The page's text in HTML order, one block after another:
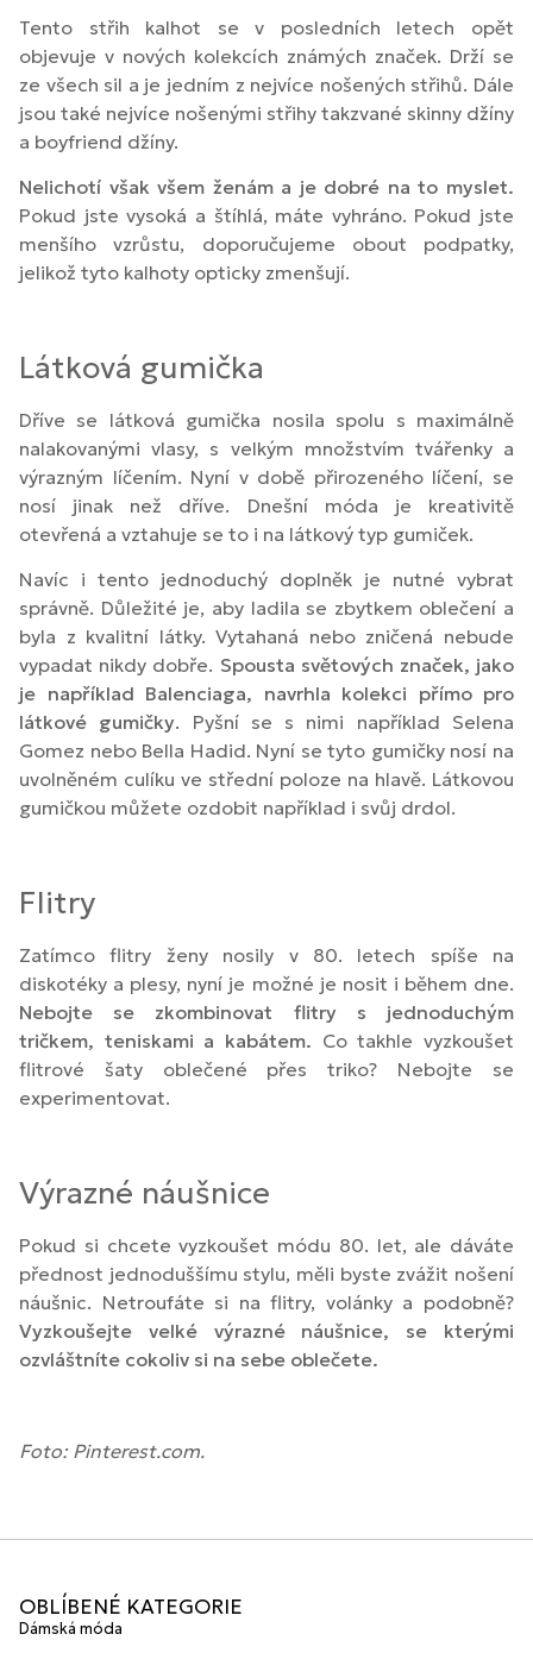
Tento střih kalhot se v posledních letech opět
objevuje v nových kolekcích známých značek. Drží se
ze všech sil a je jedním z nejvíce nošených střihů. Dále
jsou také nejvíce nošenými střihy takzvané skinny džíny
a boyfriend džíny.
Nelichotí však všem ženám a je dobré na to myslet.
Pokud jste vysoká a štíhlá, máte vyhráno. Pokud jste
menšího vzrůstu, doporučujeme obout podpatky,
jelikož tyto kalhoty opticky zmenšují.
Látková gumička
Dříve se látková gumička nosila spolu s maximálně
nalakovanými vlasy, s velkým množstvím tvářenky a
výrazným líčením. Nyní v době přirozeného líčení, se
nosí jinak než dříve. Dnešní móda je kreativitě
otevřená a vztahuje se to i na látkový typ gumiček.
Navíc i tento jednoduchý doplněk je nutné vybrat
správně. Důležité je, aby ladila se zbytkem oblečení a
byla z kvalitní látky. Vytahaná nebo zničená nebude
vypadat nikdy dobře. Spousta světových značek, jako
je například Balenciaga, navrhla kolekci přímo pro
látkové gumičky. Pyšní se s nimi například Selena
Gomez nebo Bella Hadid. Nyní se tyto gumičky nosí na
uvolněném culíku ve střední poloze na hlavě. Látkovou
gumičkou můžete ozdobit například i svůj drdol.
Flitry
Zatímco flitry ženy nosily v 80. letech spíše na
diskotéky a plesy, nyní je možné je nosit i během dne.
Nebojte se zkombinovat flitry s jednoduchým
tričkem, teniskami a kabátem. Co takhle vyzkoušet
flitrové šaty oblečené přes triko? Nebojte se
experimentovat.
Výrazné náušnice
Pokud si chcete vyzkoušet módu 80. let, ale dáváte
přednost jednoduššímu stylu, měli byste zvážit nošení
náušnic. Netroufáte si na flitry, volánky a podobně?
Vyzkoušejte velké výrazné náušnice, se kterými
ozvláštníte cokoliv si na sebe oblečete.
Foto: Pinterest.com.
OBLÍBENÉ KATEGORIE
Dámská móda